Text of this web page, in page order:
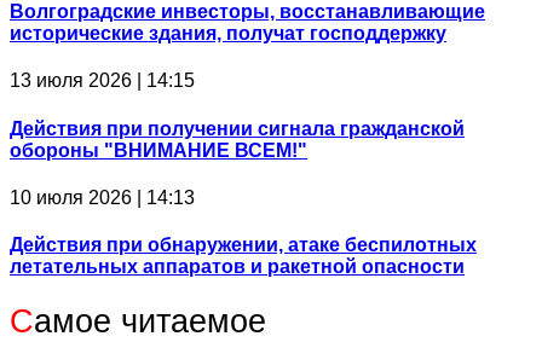
Волгоградские инвесторы, восстанавливающие
исторические здания, получат господдержку
13 июля 2026 | 14:15
Действия при получении сигнала гражданской
обороны "ВНИМАНИЕ ВСЕМ!"
10 июля 2026 | 14:13
Действия при обнаружении, атаке беспилотных
летательных аппаратов и ракетной опасности
Самое читаемое